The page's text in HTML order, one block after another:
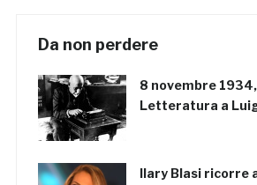
Da non perdere
8 novembre
Letteratura a
Ilary Blasi ricorre